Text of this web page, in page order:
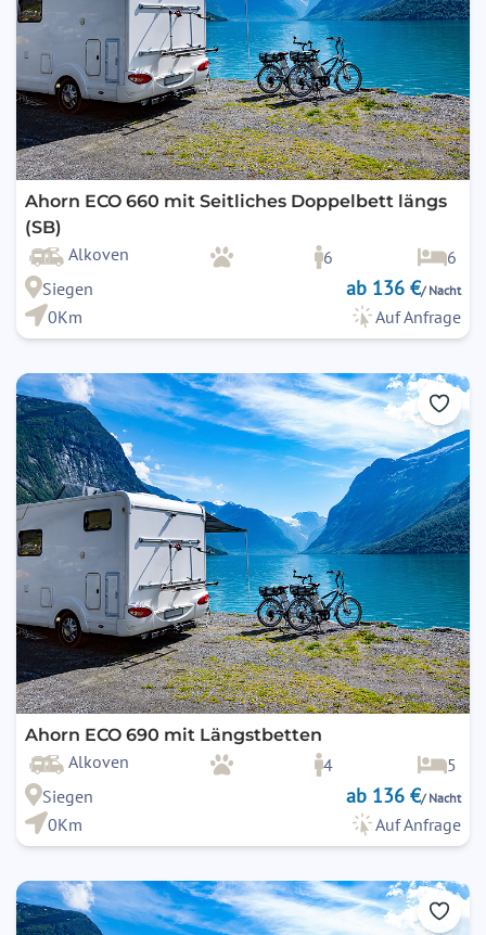
Ahorn ECO 660 mit Seitliches Doppelbett längs
(SB)
Alkoven 6
6
Siegen
ab 136 €/ Nacht
0Km Auf Anfrage
Ahorn ECO 690 mit Längstbetten
Alkoven 4
5
Siegen
ab 136 €/ Nacht
0Km Auf Anfrage